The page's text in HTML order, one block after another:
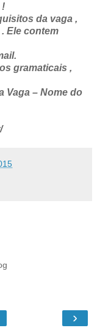
!
da vaga ,
Ele contem
gramaticais ,
Vaga – Nome do
›